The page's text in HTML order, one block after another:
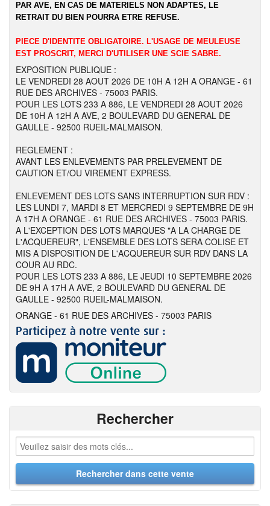
PAR AVE, EN CAS DE MATERIELS NON ADAPTES, LE
RETRAIT DU BIEN POURRA ETRE REFUSE.
PIECE D'IDENTITE OBLIGATOIRE. L'USAGE DE MEULEUSE
EST PROSCRIT, MERCI D'UTILISER UNE SCIE SABRE.
EXPOSITION PUBLIQUE :
LE VENDREDI 28 AOUT 2026 DE 10H A 12H A ORANGE - 61
RUE DES ARCHIVES - 75003 PARIS.
POUR LES LOTS 233 A 886, LE VENDREDI 28 AOUT 2026
DE 10H A 12H A AVE, 2 BOULEVARD DU GENERAL DE
GAULLE - 92500 RUEIL-MALMAISON.
REGLEMENT :
AVANT LES ENLEVEMENTS PAR PRELEVEMENT DE
CAUTION ET/OU VIREMENT EXPRESS.
ENLEVEMENT DES LOTS SANS INTERRUPTION SUR RDV :
LES LUNDI 7, MARDI 8 ET MERCREDI 9 SEPTEMBRE DE 9H
A 17H A ORANGE - 61 RUE DES ARCHIVES - 75003 PARIS.
A L'EXCEPTION DES LOTS MARQUES "A LA CHARGE DE
L'ACQUEREUR", L'ENSEMBLE DES LOTS SERA COLISE ET
MIS A DISPOSITION DE L'ACQUEREUR SUR RDV DANS LA
COUR AU RDC.
POUR LES LOTS 233 A 886, LE JEUDI 10 SEPTEMBRE 2026
DE 9H A 17H A AVE, 2 BOULEVARD DU GENERAL DE
GAULLE - 92500 RUEIL-MALMAISON.
ORANGE - 61 RUE DES ARCHIVES - 75003 PARIS
Rechercher